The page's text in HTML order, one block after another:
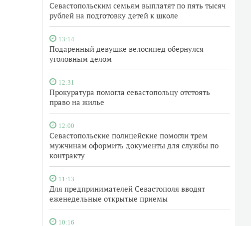
Севастопольским семьям выплатят по пять тысяч
рублей на подготовку детей к школе
13:14
Подаренный девушке велосипед обернулся
уголовным делом
12:31
Прокуратура помогла севастопольцу отстоять
право на жилье
12:00
Севастопольские полицейские помогли трем
мужчинам оформить документы для службы по
контракту
11:13
Для предпринимателей Севастополя вводят
еженедельные открытые приемы
10:16